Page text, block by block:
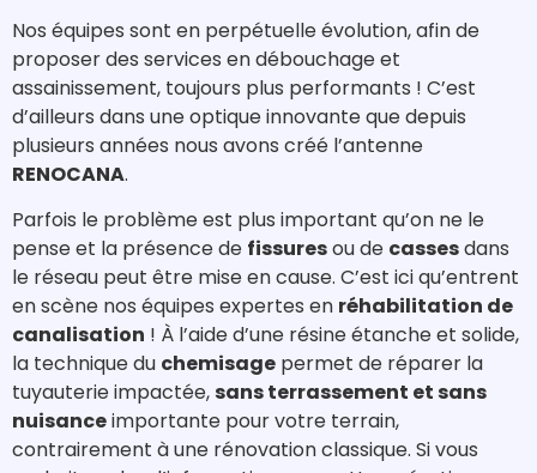
Nos équipes sont en perpétuelle évolution, afin de
proposer des services en débouchage et
assainissement, toujours plus performants ! C’est
d’ailleurs dans une optique innovante que depuis
plusieurs années nous avons créé l’antenne
RENOCANA.
Parfois le problème est plus important qu’on ne le
pense et la présence de fissuresou de cassesdans
le réseau peut être mise en cause. C’est ici qu’entrent
en scène nos équipes expertes en réhabilitation de
canalisation ! À l’aide d’une résine étanche et solide,
la technique du chemisage permet de réparer la
tuyauterie impactée,sans terrassement et sans
nuisanceimportante pour votre terrain,
contrairement à une rénovation classique. Si vous